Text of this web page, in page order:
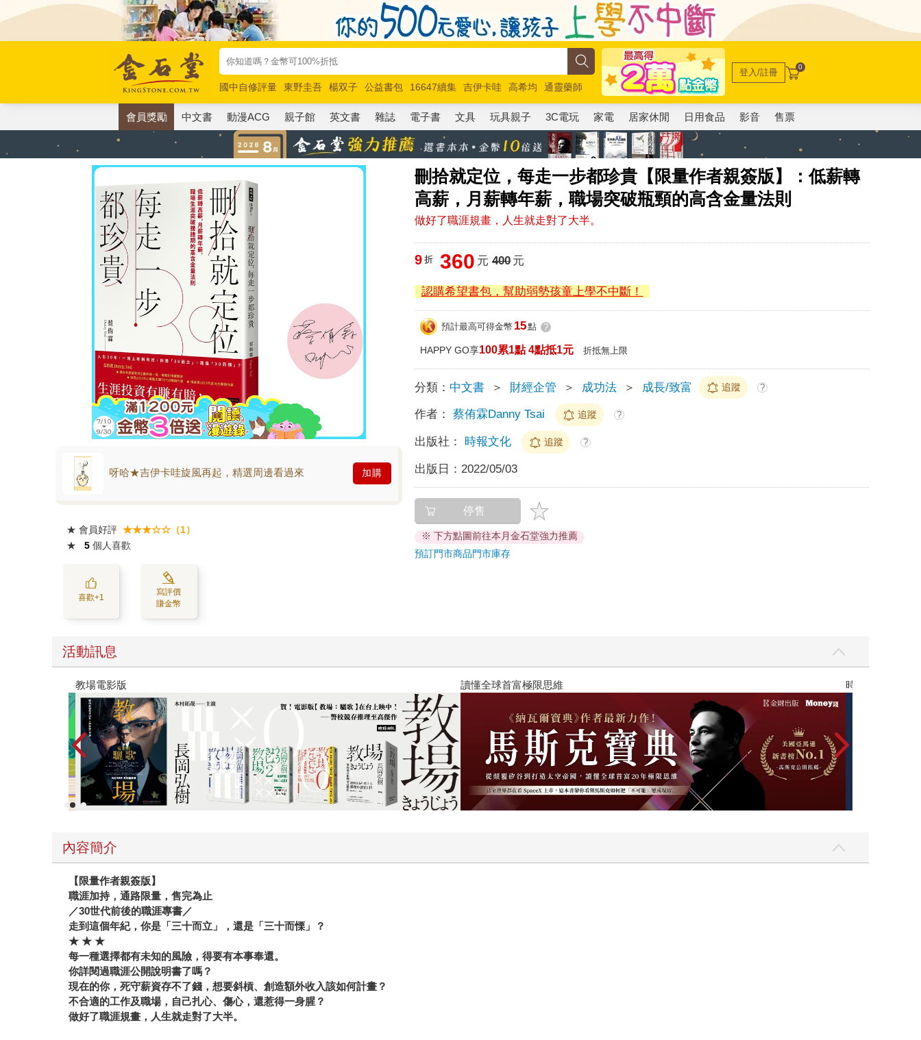
國中自修評量 東野圭吾 楊双子 公益書包 16647續集 吉伊卡哇 高希均
通靈藥師
唯紅花綻放
奧德賽 路邊攤新作 馬斯克 玩具總動員5 超慢跑
登入/註冊 0
會員獎勵 中文書 動漫ACG 親子館 英文書 雜誌 電子書 文具 玩具親子 3C電玩 家電 居家休閒 日用食品 影音 售票
刪拾就定位，每走一步都珍貴【限量作者親簽版】：低薪轉
高薪，月薪轉年薪，職場突破瓶頸的高含金量法則
做好了職涯規畫，人生就走對了大半。
呀哈★吉伊卡哇旋風再起，精選周邊看過來 加購
★ 會員好評 ★★★☆☆（1）
★
5 個人喜歡
喜歡+1
寫評價
賺金幣
9 折 360 元 400元
認購希望書包，幫助弱勢孩童上學不中斷！
預計最高可得金幣 15點 ?
HAPPY GO享100累1點 4點抵1元 折抵無上限
分類： 中文書 ＞ 財經企管 ＞ 成功法 ＞ 成長/致富 追蹤 ?
作者： 蔡侑霖Danny Tsai 追蹤 ?
出版社： 時報文化 追蹤 ?
出版日： 2022/05/03
停售
※ 下方點圖前往本月金石堂強力推薦
預訂門市商品門市庫存
活動訊息
教場電影版 讀懂全球首富極限思維 時報經典展69折
內容簡介
【限量作者親簽版】
職涯加持，通路限量，售完為止
／30世代前後的職涯專書／
走到這個年紀，你是「三十而立」，還是「三十而慄」？
★ ★ ★
每一種選擇都有未知的風險，得要有本事奉還。
你詳閱過職涯公開說明書了嗎？
現在的你，死守薪資存不了錢，想要斜槓、創造額外收入該如何計畫？
不合適的工作及職場，自己扎心、傷心，還惹得一身腥？
做好了職涯規畫，人生就走對了大半。